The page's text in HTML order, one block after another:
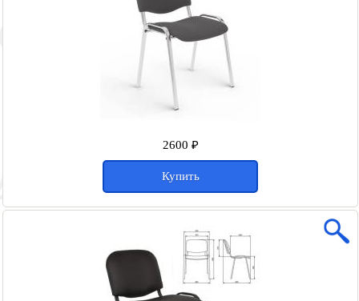
2600 ₽
Купить